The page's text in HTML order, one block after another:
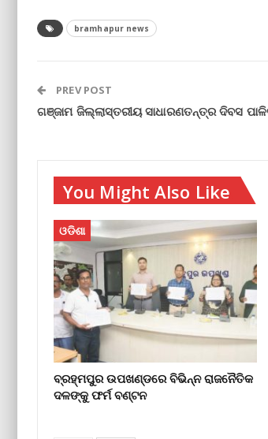
bramhapur news
PREV POST
ଗଞ୍ଜାମ ଜିଲ୍ଲାସ୍ତରୀୟ ସାଧାରଣତନ୍ତ୍ର ଦିବସ
You Might Also Like
ଓଡିଶା
ବ୍ରହ୍ମପୁର ଉପଖଣ୍ଡରେ ବିଭିନ୍ନ ରାଜନୈତିକ
ଦଳଙ୍କୁ ଫର୍ମ ବଣ୍ଟନ